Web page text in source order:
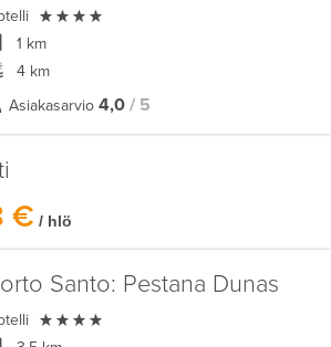

1 km
4 km
Asiakasarvio 4,0 / 5
€ / hlö
Santo: Pestana Dunas
